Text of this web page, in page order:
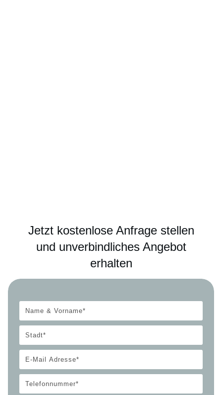
Jetzt kostenlose Anfrage stellen
und unverbindliches Angebot
erhalten